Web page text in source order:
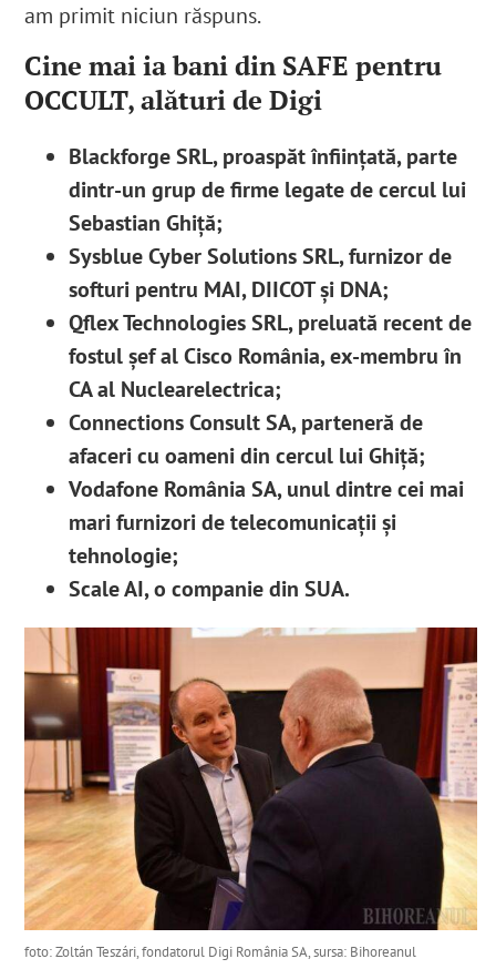
am primit niciun răspuns.
Cine mai ia bani din SAFE pentru
OCCULT, alături de Digi
Blackforge SRL, proaspăt înființată, parte
dintr-un grup de firme legate de cercul lui
Sebastian Ghiță;
Sysblue Cyber Solutions SRL, furnizor de
softuri pentru MAI, DIICOT și DNA;
Qflex Technologies SRL, preluată recent de
fostul șef al Cisco România, ex-membru în
CA al Nuclearelectrica;
Connections Consult SA, parteneră de
afaceri cu oameni din cercul lui Ghiță;
Vodafone România SA, unul dintre cei mai
mari furnizori de telecomunicații și
tehnologie;
Scale AI, o companie din SUA.
foto: Zoltán Teszári, fondatorul Digi România SA, sursa: Bihoreanul